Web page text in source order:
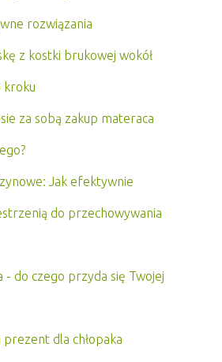
rozwiązania
z kostki brukowej wokół
kroku
za sobą zakup materaca
Jak efektywnie
do przechowywania
- do czego przyda się Twojej
prezent dla chłopaka